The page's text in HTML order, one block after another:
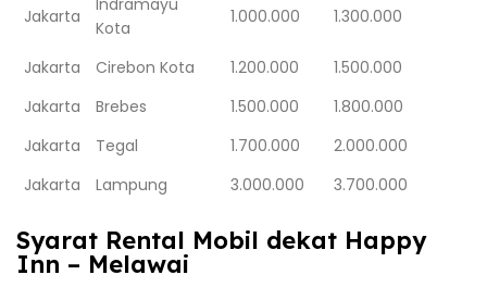
Jakarta
Indramayu
Kota
1.000.000 1.300.000
Jakarta Cirebon Kota 1.200.000
1.500.000
Jakarta
Brebes 1.500.000
1.800.000
Jakarta
Tegal 1.700.000
2.000.000
Jakarta
Lampung 3.000.000 3.700.000
Syarat Rental Mobil dekat Happy
Inn – Melawai